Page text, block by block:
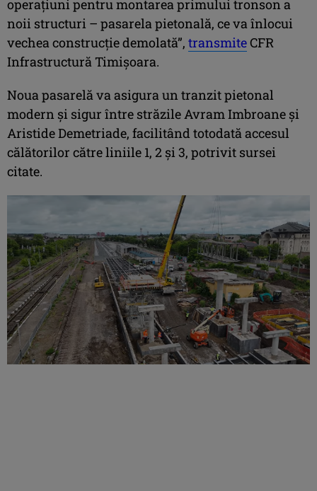
operațiuni pentru montarea primului tronson a
noii structuri – pasarela pietonală, ce va înlocui
vechea construcție demolată”, transmiteCFR
Infrastructură Timișoara.
Noua pasarelă va asigura un tranzit pietonal
modern și sigur între străzile Avram Imbroane și
Aristide Demetriade, facilitând totodată accesul
călătorilor către liniile 1, 2 și 3, potrivit sursei
citate.